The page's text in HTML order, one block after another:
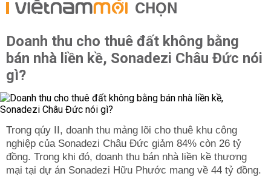
CHỌN
Doanh thu cho thuê đất không bằng
bán nhà liền kề, Sonadezi Châu Đức nói
gì?
Trong qúy II, doanh thu mảng lõi cho thuê khu công
nghiệp của Sonadezi Châu Đức giảm 84% còn 26 tỷ
đồng. Trong khi đó, doanh thu bán nhà liền kề thương
mại tại dự án Sonadezi Hữu Phước mang về 44 tỷ đồng.